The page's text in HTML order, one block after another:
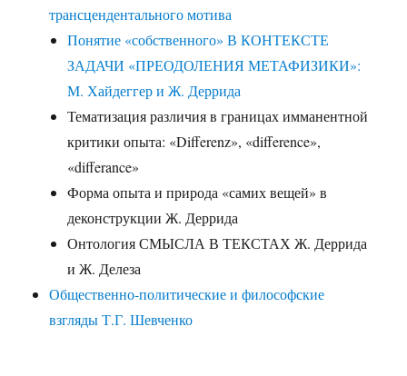
трансцендентального мотива
Понятие «собственного» В КОНТЕКСТЕ
ЗАДАЧИ «ПРЕОДОЛЕНИЯ МЕТАФИЗИКИ»:
М. Хайдеггер и Ж. Деррида
Тематизация различия в границах имманентной
критики опыта: «Differenz», «difference»,
«differance»
Форма опыта и природа «самих вещей» в
деконструкции Ж. Деррида
Онтология СМЫСЛА В ТЕКСТАХ Ж. Деррида
и Ж. Делеза
Общественно-политические и философские
взгляды Т.Г. Шевченко